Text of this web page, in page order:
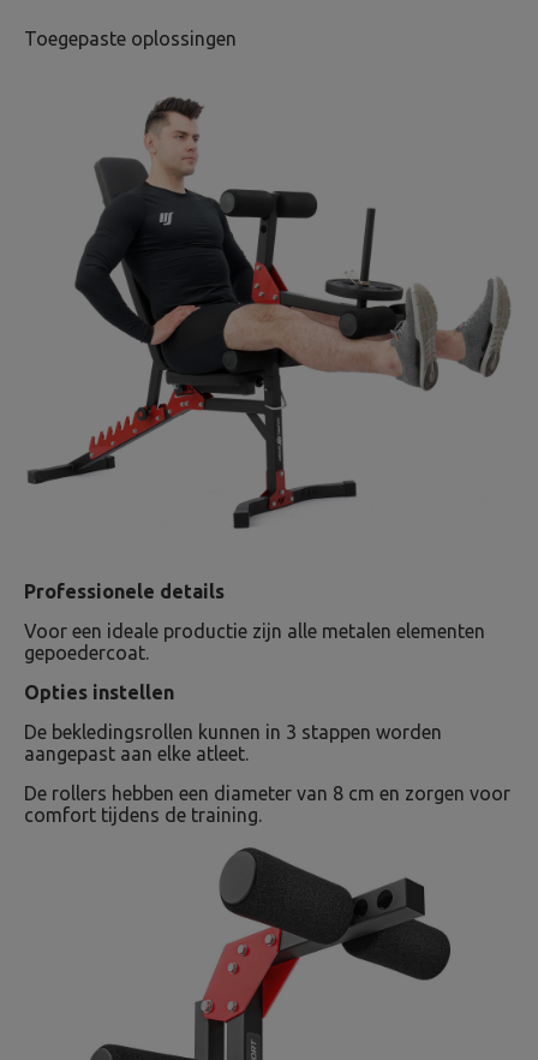
Toegepaste oplossingen
Professionele details
Voor een ideale productie zijn alle metalen elementen
gepoedercoat.
Opties instellen
De bekledingsrollen kunnen in 3 stappen worden
aangepast aan elke atleet.
De rollers hebben een diameter van 8 cm en zorgen voor
comfort tijdens de training.